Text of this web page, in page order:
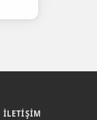
İLETIŞIM